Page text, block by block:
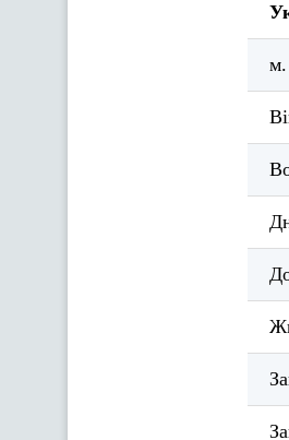
м.